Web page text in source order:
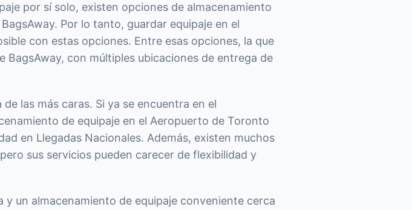
por sí solo, existen opciones de almacenamiento
Por lo tanto, guardar equipaje en el
con estas opciones. Entre esas opciones, la que
BagsAway, con múltiples ubicaciones de entrega de
las más caras. Si ya se encuentra en el
de equipaje en el Aeropuerto de Toronto
en Llegadas Nacionales. Además, existen muchos
sus servicios pueden carecer de flexibilidad y
un almacenamiento de equipaje conveniente cerca